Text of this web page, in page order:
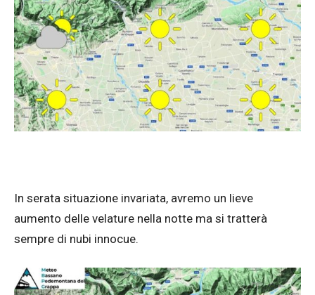
In serata situazione invariata, avremo un lieve
aumento delle velature nella notte ma si tratterà
sempre di nubi innocue.